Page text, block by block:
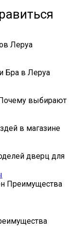
Леруа
Бра в Леруа
выбирают
в магазине
дверц для
Преимущества